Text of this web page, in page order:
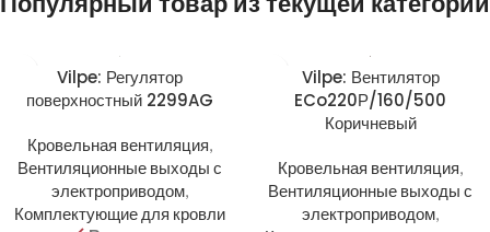
Vilpe: Регулятор
поверхностный 2299AG
Кровельная вентиляция,
Вентиляционные выходы с
электроприводом,
Комплектующие для кровли
Vilpe: Вентилятор
ECo220Р/160/500
Коричневый
Кровельная вентиляция,
Вентиляционные выходы с
электроприводом,